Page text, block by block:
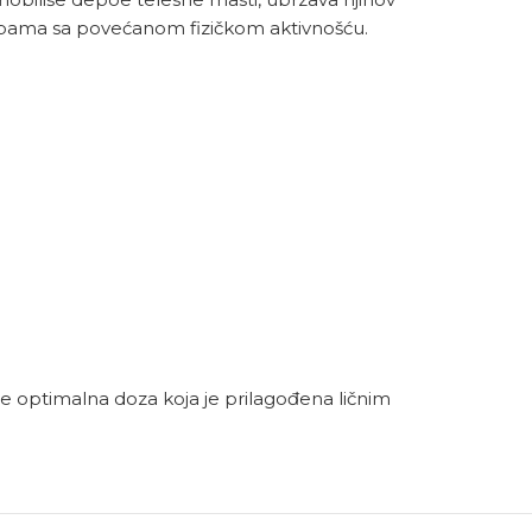
sa povećanom fizičkom aktivnošću.
optimalna doza koja je prilagođena ličnim